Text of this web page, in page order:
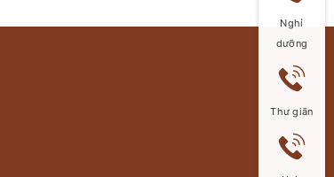
Nghỉ
dưỡng
Thư giãn